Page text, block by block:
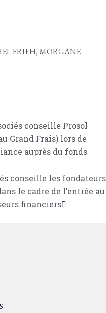
FRIEH,MORGANE
conseille Prosol
Grand Frais) lors de
auprès du fonds
conseille les fondateurs
le cadre de l’entrée au
financiers